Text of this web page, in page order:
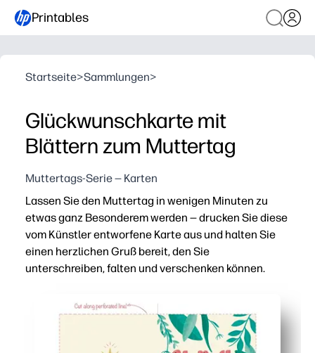
Printables
Startseite>Sammlungen>
Glückwunschkarte mit
Blättern zum Muttertag
Muttertags-Serie — Karten
Lassen Sie den Muttertag in wenigen Minuten zu
etwas ganz Besonderem werden — drucken Sie diese
vom Künstler entworfene Karte aus und halten Sie
einen herzlichen Gruß bereit, den Sie
unterschreiben, falten und verschenken können.
Keine Vorbereitung — mit einem beliebigen
Das ausgefeilte Kunstwerk von Annalise Loe verleiht
Viel Platz im Inneren für eine persönliche Notiz, eine